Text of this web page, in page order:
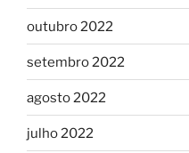
outubro 2022
setembro 2022
agosto 2022
julho 2022